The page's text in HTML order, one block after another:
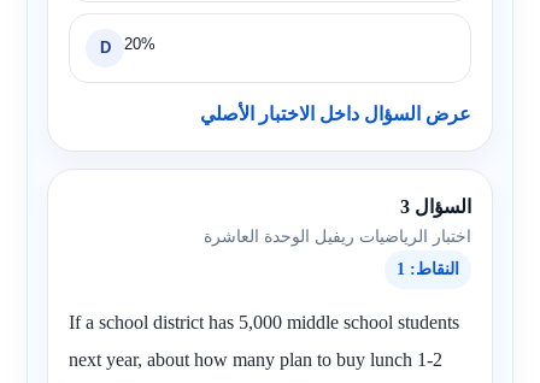
D 20%
عرض السؤال داخل الاختبار الأصلي
السؤال 3
اختبار الرياضيات ريفيل الوحدة العاشرة
النقاط: 1
If a school district has 5,000 middle school students
next year, about how many plan to buy lunch 1-2